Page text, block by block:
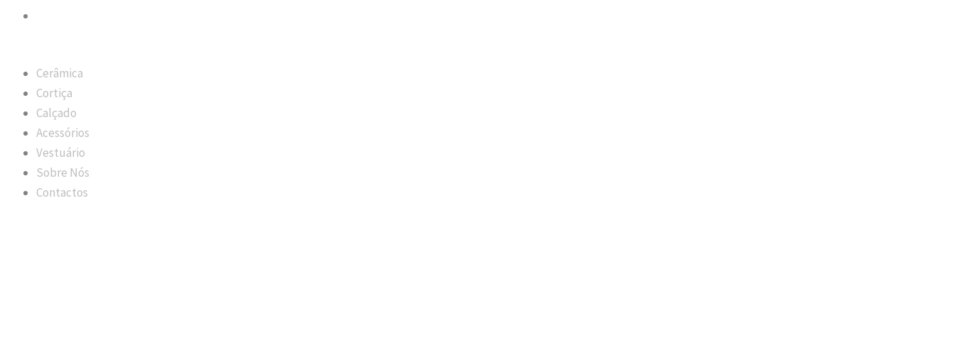
Cerâmica
Cortiça
Calçado
Acessórios
Vestuário
Sobre Nós
Contactos